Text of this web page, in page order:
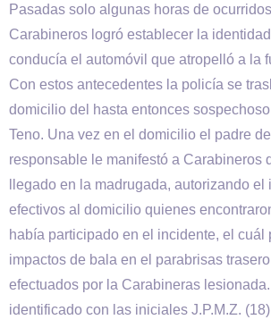
Pasadas solo algunas horas de
Carabineros logró establecer la
conducía el automóvil que atropelló a la
Con estos antecedentes la policía se
domicilio del hasta entonces
Teno. Una vez en el domicilio el padre
responsable le manifestó a Carabineros
llegado en la madrugada, autorizando el
efectivos al domicilio quienes
había participado en el incidente, el cuál
impactos de bala en el parabrisas
efectuados por la Carabineras
identificado con las iniciales J.P.M.Z.